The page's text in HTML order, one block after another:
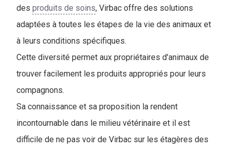
des produits de soins, Virbac offre des solutions
adaptées à toutes les étapes de la vie des animaux et
à leurs conditions spécifiques.
Cette diversité permet aux propriétaires d'animaux de
trouver facilement les produits appropriés pour leurs
compagnons.
Sa connaissance et sa proposition la rendent
incontournable dans le milieu vétérinaire et il est
difficile de ne pas voir de Virbac sur les étagères des